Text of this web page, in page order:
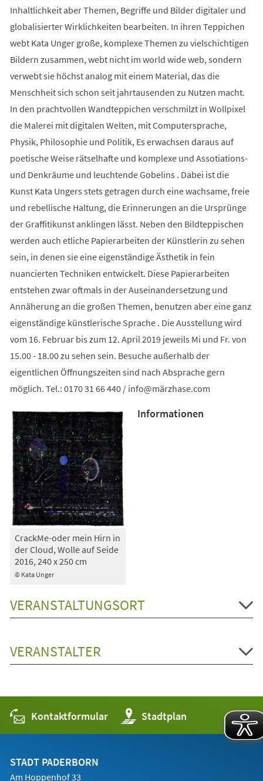
Inhaltlichkeit aber Themen, Begriffe und Bilder digitaler und
globalisierter Wirklichkeiten bearbeiten. In ihren Teppichen
webt Kata Unger große, komplexe Themen zu vielschichtigen
Bildern zusammen, webt nicht im world wide web, sondern
verwebt sie höchst analog mit einem Material, das die
Menschheit sich schon seit jahrtausenden zu Nutzen macht.
In den prachtvollen Wandteppichen verschmilzt in Wollpixel
die Malerei mit digitalen Welten, mit Computersprache,
Physik, Philosophie und Politik, Es erwachsen daraus auf
poetische Weise rätselhafte und komplexe und Assotiations-
und Denkräume und leuchtende Gobelins . Dabei ist die
Kunst Kata Ungers stets getragen durch eine wachsame, freie
und rebellische Haltung, die Erinnerungen an die Ursprünge
der Graffitikunst anklingen lässt. Neben den Bildteppischen
werden auch etliche Papierarbeiten der Künstlerin zu sehen
sein, in denen sie eine eigenständige Ästhetik in fein
nuancierten Techniken entwickelt. Diese Papierarbeiten
entstehen zwar oftmals in der Auseinandersetzung und
Annäherung an die großen Themen, benutzen aber eine ganz
eigenständige künstlerische Sprache . Die Ausstellung wird
vom 16. Februar bis zum 12. April 2019 jeweils Mi und Fr. von
15.00 - 18.00 zu sehen sein. Besuche außerhalb der
eigentlichen Öffnungszeiten sind nach Absprache gern
möglich. Tel.: 0170 31 66 440 / info märzhase com
© Kata Unger
CrackMe-oder mein Hirn in
der Cloud, Wolle auf Seide
2016, 240 x 250 cm
Informationen
VERANSTALTUNGSORT
VERANSTALTER
Kontaktformular Stadtplan
(Öffnet
in
einem
STADT PADERBORN
Am Hoppenhof 33